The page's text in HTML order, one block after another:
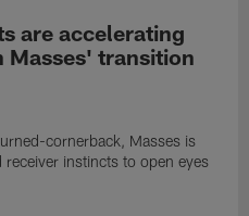
are accelerating
Masses' transition
cornerback, Masses is
instincts to open eyes